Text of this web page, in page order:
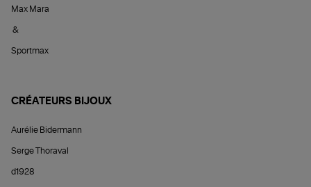
Max Mara
&
Sportmax
CRÉATEURS BIJOUX
Aurélie Bidermann
Serge Thoraval
d1928